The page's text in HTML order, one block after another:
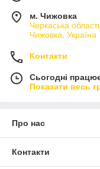
м. Чижовка
Черкаська
Чижовка, Україна
Контакти
Сьогодні
Показати весь
Про нас
Контакти